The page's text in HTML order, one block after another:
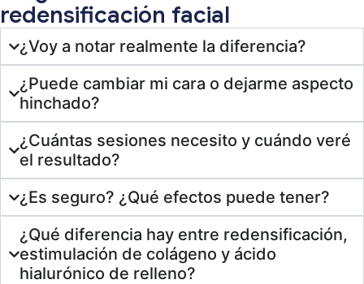
redensificación facial
¿Voy a notar realmente la diferencia?
¿Puede cambiar mi cara o dejarme aspecto
hinchado?
¿Cuántas sesiones necesito y cuándo veré
el resultado?
¿Es seguro? ¿Qué efectos puede tener?
¿Qué diferencia hay entre redensificación,
estimulación de colágeno y ácido
hialurónico de relleno?